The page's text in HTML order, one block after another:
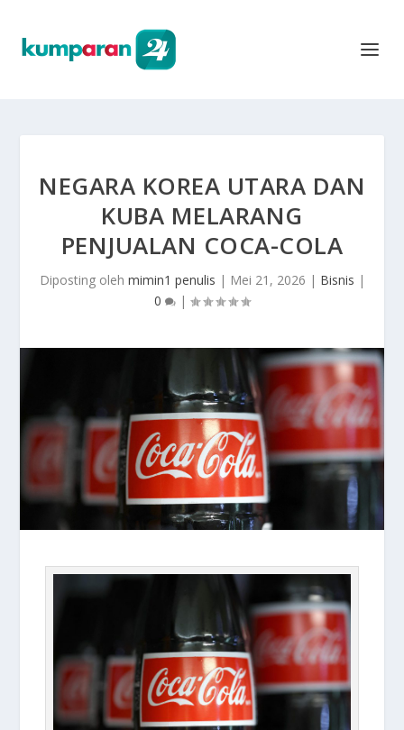
NEGARA KOREA UTARA DAN
KUBA MELARANG
PENJUALAN COCA-COLA
Diposting oleh mimin1 penulis | Mei 21, 2026 | Bisnis |
0
|